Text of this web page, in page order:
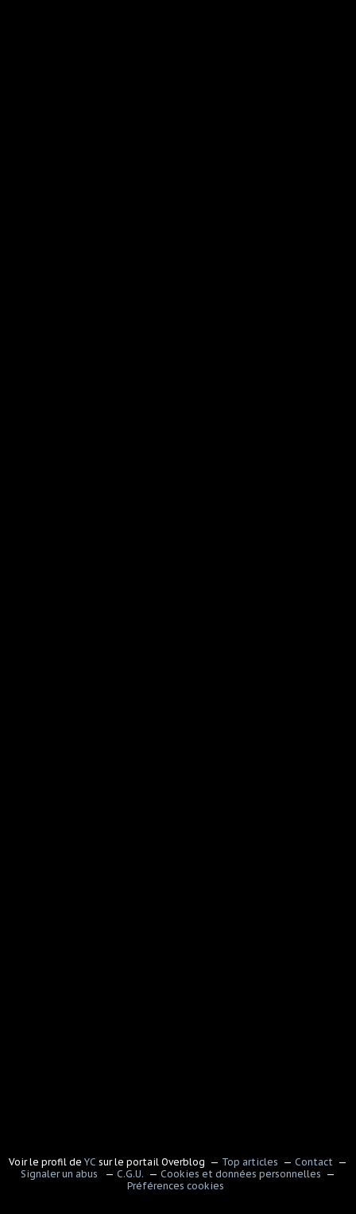
Voir le profil de YC sur le portail Overblog Top articles
Contact
Signaler un abus
C.G.U.
Cookies et données personnelles
Préférences cookies